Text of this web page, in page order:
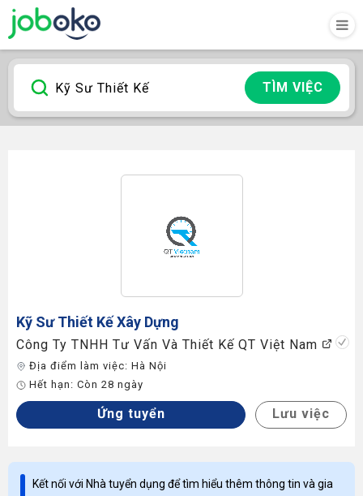
TÌM VIỆC
Kỹ Sư Thiết KếXây Dựng
Công Ty TNHH Tư Vấn Và Thiết Kế QT Việt Nam
Địa điểm làm việc: Hà Nội
Hết hạn: Còn 28 ngày
Ứng tuyển Lưu việc
Kết nối với Nhà tuyển dụng để tìm hiểu thêm thông tin và gia